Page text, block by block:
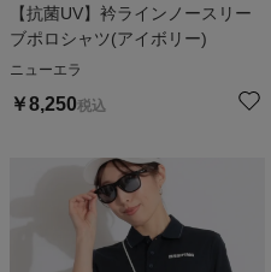
【抗菌UV】衿ラインノースリー
ブポロシャツ(アイボリー)
ニューエラ
￥8,250税込